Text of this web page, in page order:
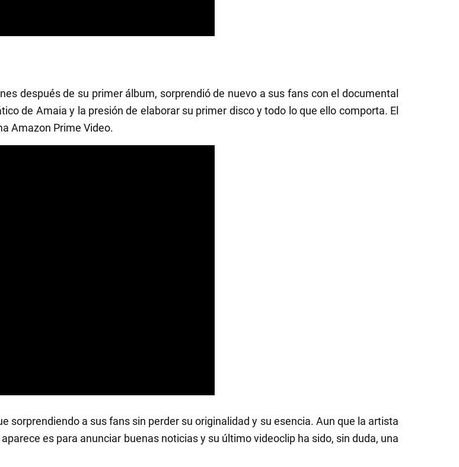
después de su primer álbum, sorprendió de nuevo a sus fans con el documental
de Amaia y la presión de elaborar su primer disco y todo lo que ello comporta. El
Amazon Prime Video.
sorprendiendo a sus fans sin perder su originalidad y su esencia. Aun que la artista
es para anunciar buenas noticias y su último videoclip ha sido, sin duda, una